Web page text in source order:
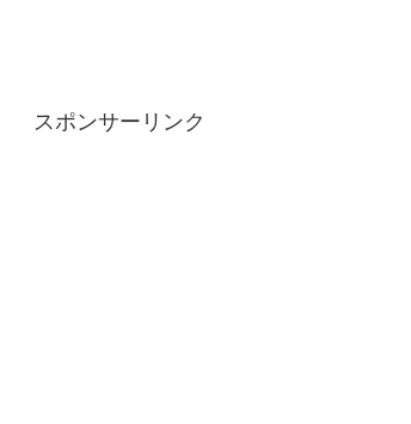
スポンサーリンク